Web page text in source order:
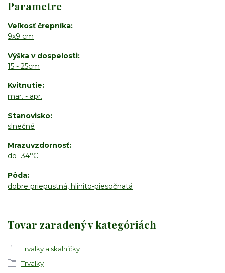
Parametre
Veľkosť črepníka
9x9 cm
Výška v dospelosti
15 - 25cm
Kvitnutie
mar. - apr.
Stanovisko
slnečné
Mrazuvzdornosť
do -34°C
Pôda
dobre priepustná, hlinito-piesočnatá
Tovar zaradený v kategóriách
Trvalky a skalničky
Trvalky